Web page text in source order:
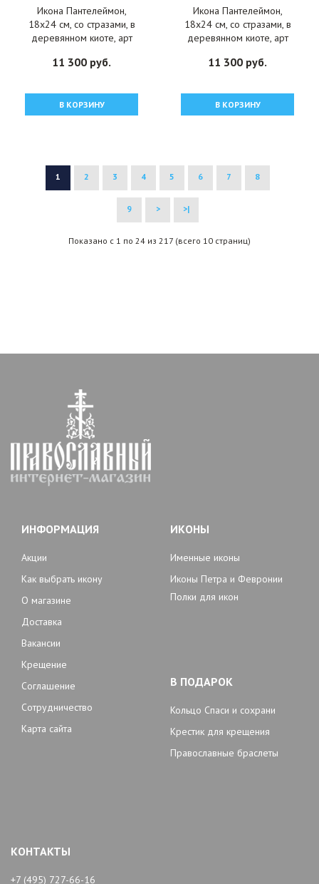
Икона Пантелеймон,
18x24 см, со стразами, в
деревянном киоте, арт
11 300 руб.
В КОРЗИНУ
Икона Пантелеймон,
18x24 см, со стразами, в
деревянном киоте, арт
11 300 руб.
В КОРЗИНУ
1 2 3 4 5 6 7 8
9 > >|
Показано с 1 по 24 из 217 (всего 10 страниц)
ИНФОРМАЦИЯ
Акции
Как выбрать икону
О магазине
Доставка
Вакансии
Крещение
Соглашение
Сотрудничество
Карта сайта
ИКОНЫ
Именные иконы
Иконы Петра и Февронии
Полки для икон
В ПОДАРОК
Кольцо Спаси и сохрани
Крестик для крещения
Православные браслеты
КОНТАКТЫ
+7 (495) 727-66-16